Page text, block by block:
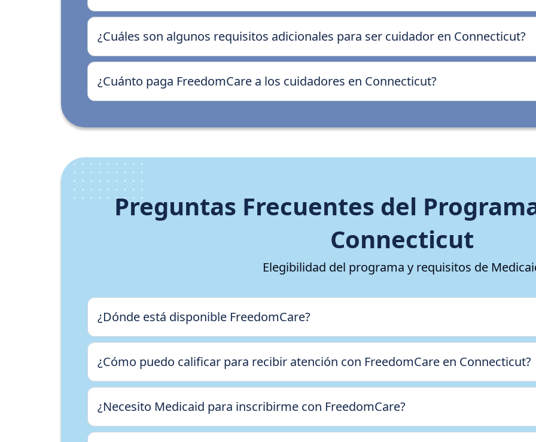
¿Cuáles son algunos requisitos adicionales para ser cuidador en Connecticut?
¿Cuánto paga FreedomCare a los cuidadores en Connecticut?
Preguntas Frecuentes del
Connecticut
Elegibilidad del programa y requisitos de
¿Dónde está disponible FreedomCare?
¿Cómo puedo calificar para recibir atención con FreedomCare en Connecticut?
¿Necesito Medicaid para inscribirme con FreedomCare?